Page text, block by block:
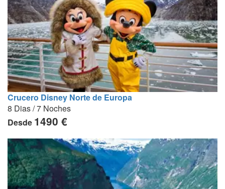
Crucero Disney Norte de Europa
8 Dias / 7 Noches
Desde 1490 €